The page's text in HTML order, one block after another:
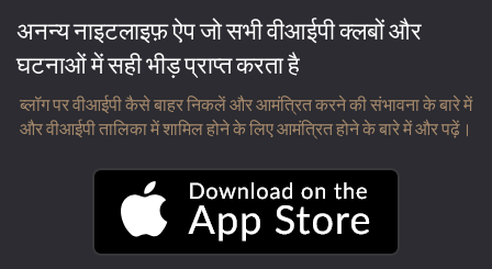
अनन्य नाइटलाइफ़ ऐप जो सभी वीआईपी क्लबों और
घटनाओं में सही भीड़ प्राप्त करता है
ब्लॉग पर वीआईपी कैसे बाहर निकलें और आमंत्रित करने की संभावना के बारे में
और वीआईपी तालिका में शामिल होने के लिए आमंत्रित होने के बारे में और पढ़ें।